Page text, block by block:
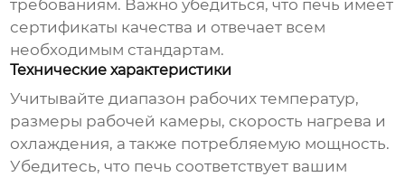
требованиям. Важно убедиться, что печь имеет
сертификаты качества и отвечает всем
необходимым стандартам.
Технические характеристики
Учитывайте диапазон рабочих температур,
размеры рабочей камеры, скорость нагрева и
охлаждения, а также потребляемую мощность.
Убедитесь, что печь соответствует вашим